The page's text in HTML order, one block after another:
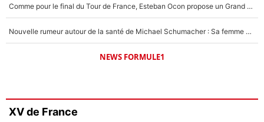
Comme pour le final du Tour de France, Esteban Ocon propose un Grand Prix de Formule 1 à Paris : «Autour de l’Arc de Triomphe, ce serait génial» !
Nouvelle rumeur autour de la santé de Michael Schumacher : Sa femme Corinna sort du silence
NEWS FORMULE1
XV de France